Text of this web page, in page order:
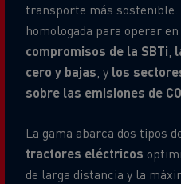
transporte más sostenible.
homologada para operar
compromisos de la SBTi,
cero y bajas, y los
sobre las emisiones de
La gama abarca dos tipos
tractores eléctricos
de larga distancia y la